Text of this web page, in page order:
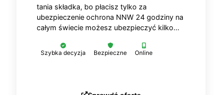
tania składka, bo płacisz tylko za
ubezpieczenie ochrona NNW 24 godziny na
całym świecie możesz ubezpieczyć kilko...
Szybka decyzja Bezpieczne Online